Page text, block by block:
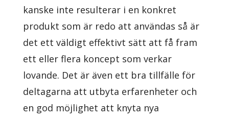
kanske inte resulterar i en konkret
produkt som är redo att användas så är
det ett väldigt effektivt sätt att få fram
ett eller flera koncept som verkar
lovande. Det är även ett bra tillfälle för
deltagarna att utbyta erfarenheter och
en god möjlighet att knyta nya